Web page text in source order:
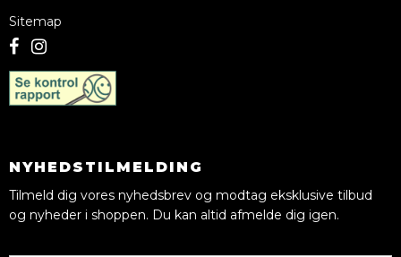
Sitemap
NYHEDSTILMELDING
Tilmeld dig vores nyhedsbrev og modtag eksklusive tilbud
og nyheder i shoppen. Du kan altid afmelde dig igen.